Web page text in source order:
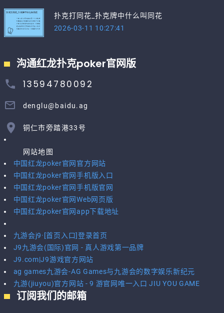
扑克打同花_扑克牌中什么叫同花
2026-03-11 10:27:41
沟通红龙扑克poker官网版
13594780092
denglu@baidu.ag
铜仁市旁踏港33号
网站地图
中国红龙poker官网官方网站
中国红龙poker官网手机版入口
中国红龙poker官网手机版官网
中国红龙poker官网Web网页版
中国红龙poker官网app下载地址
九游会j9·[首页入口]登录首页
J9九游会(国际)官网 - 真人游戏第一品牌
J9.com|J9游戏官方网站
ag games九游会-AG Games与九游会的数字娱乐新纪元
九游(jiuyou)官方网站 - 9 游官网唯一入口 JIU YOU GAME
订阅我们的邮箱